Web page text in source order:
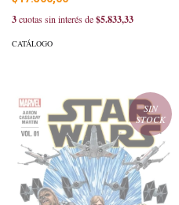
3cuotas sin interés de$5.833,33
CATÁLOGO
SIN
STOCK